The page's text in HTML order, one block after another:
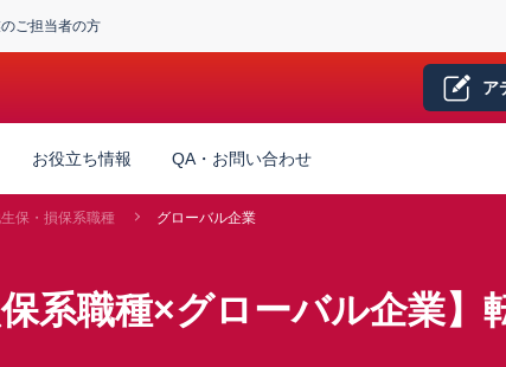
ご担当者の方
ア
お役立ち情報 QA・お問い合わせ
保・損保系職種 グローバル企業
系職種×グローバル企業】